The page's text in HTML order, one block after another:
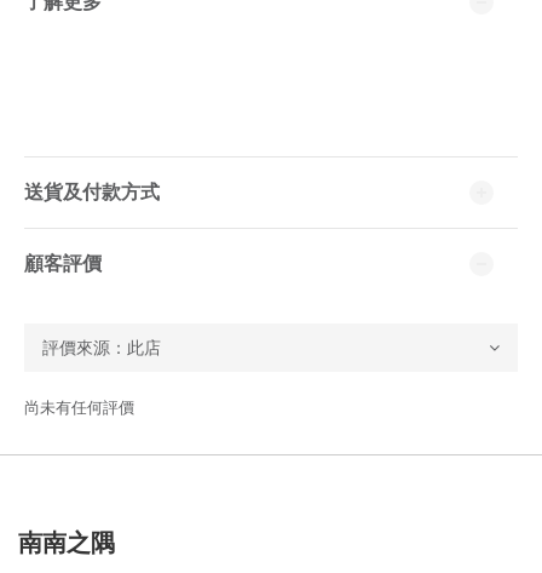
送貨及付款方式
顧客評價
尚未有任何評價
南南之隅